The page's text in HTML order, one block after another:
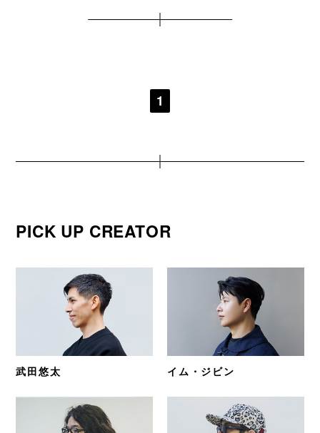
1
PICK UP CREATOR
武田悠太 イム・ジビン